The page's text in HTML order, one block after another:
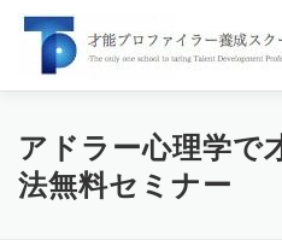
才能プロファイラーとは スク
アドラー心理学で
法無料セミナー